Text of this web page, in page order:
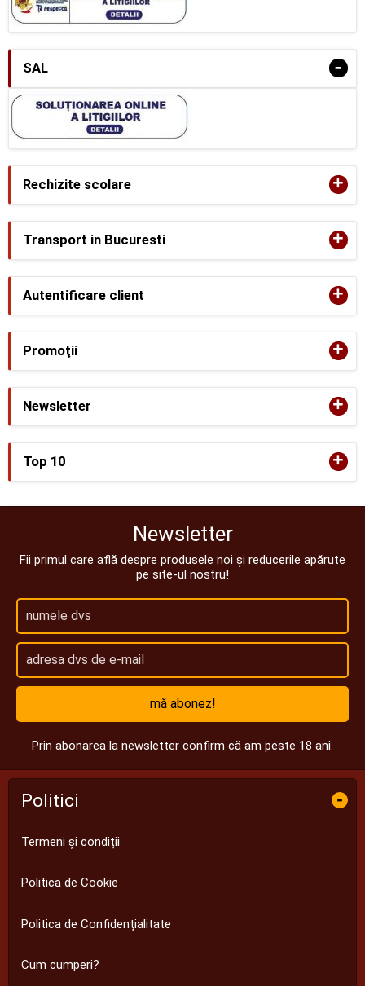
SAL -
Rechizite scolare +
Transport in Bucuresti +
Autentificare client +
Promoţii +
Newsletter +
Top 10 +
Newsletter
Fii primul care află despre produsele noi și reducerile apărute
pe site-ul nostru!
mă abonez!
Prin abonarea la newsletter confirm că am peste 18 ani.
Politici -
Termeni și condiții
Politica de Cookie
Politica de Confidențialitate
Cum cumperi?